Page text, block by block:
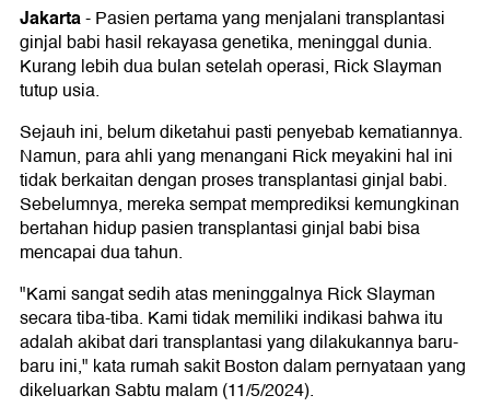
Jakarta-Pasien pertama yang menjalani transplantasi
ginjal babi hasil rekayasa genetika, meninggal dunia.
Kurang lebih dua bulan setelah operasi, Rick Slayman
tutup usia.
Sejauh ini, belum diketahui pasti penyebab kematiannya.
Namun, para ahli yang menangani Rick meyakini hal ini
tidak berkaitan dengan proses transplantasi ginjal babi.
Sebelumnya, mereka sempat memprediksi kemungkinan
bertahan hidup pasien transplantasi ginjal babi bisa
mencapai dua tahun.
"Kami sangat sedih atas meninggalnya Rick Slayman
secara tiba-tiba. Kami tidak memiliki indikasi bahwa itu
adalah akibat dari transplantasi yang dilakukannya baru-
baru ini," kata rumah sakit Boston dalam pernyataan yang
dikeluarkan Sabtu malam (11/5/2024).